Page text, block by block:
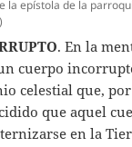
la epístola de la
. En la
cuerpo
celestial que,
que aquel
en la